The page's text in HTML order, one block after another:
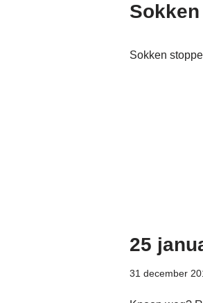
Sokken
25
31 december